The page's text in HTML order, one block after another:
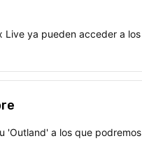
Live ya pueden acceder a los
'Outland' a los que podremos